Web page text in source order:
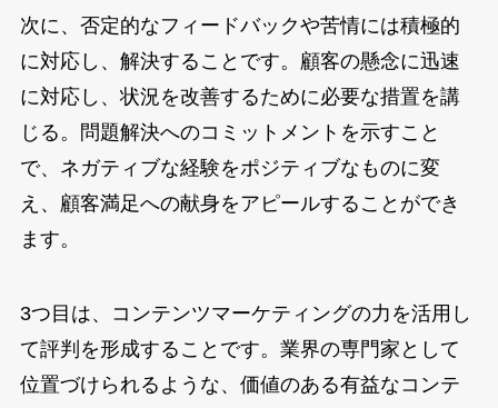
次に、否定的なフィードバックや苦情には積極的
に対応し、解決することです。顧客の懸念に迅速
に対応し、状況を改善するために必要な措置を講
じる。問題解決へのコミットメントを示すこと
で、ネガティブな経験をポジティブなものに変
え、顧客満足への献身をアピールすることができ
ます。
3つ目は、コンテンツマーケティングの力を活用し
て評判を形成することです。業界の専門家として
位置づけられるような、価値のある有益なコンテ